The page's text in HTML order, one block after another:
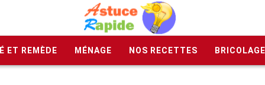
ET REMÈDE MÉNAGE NOS RECETTES BRICOLAGE